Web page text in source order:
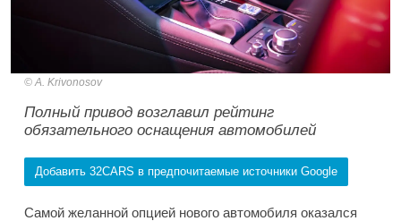
A. Krivonosov
Полный привод возглавил рейтинг
обязательного оснащения автомобилей
Добавить 32CARS в предпочитаемые источники Google
Самой желанной опцией нового автомобиля оказался